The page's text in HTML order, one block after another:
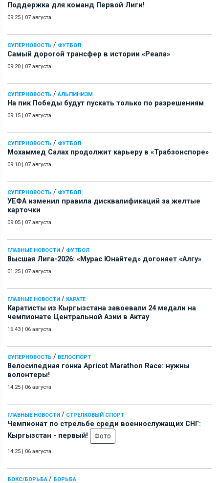
Поддержка для команд Первой Лиги!
09:25 | 07 августа
СУПЕРНОВОСТЬ / ФУТБОЛ
Самый дорогой трансфер в истории «Реала»
09:20 | 07 августа
СУПЕРНОВОСТЬ / АЛЬПИНИЗМ
На пик Победы будут пускать только по разрешениям
09:15 | 07 августа
СУПЕРНОВОСТЬ / ФУТБОЛ
Мохаммед Салах продолжит карьеру в «Трабзонспоре»
09:10 | 07 августа
СУПЕРНОВОСТЬ / ФУТБОЛ
УЕФА изменил правила дисквалификаций за желтые
карточки
09:05 | 07 августа
ГЛАВНЫЕ НОВОСТИ / ФУТБОЛ
Высшая Лига-2026: «Мурас Юнайтед» догоняет «Алгу»
01:25 | 07 августа
ГЛАВНЫЕ НОВОСТИ / КАРАТЕ
Каратисты из Кыргызстана завоевали 24 медали на
чемпионате Центральной Азии в Актау
16:43 | 06 августа
СУПЕРНОВОСТЬ / ВЕЛОСПОРТ
Велосипедная гонка Apricot Marathon Race: нужны
волонтеры!
14:25 | 06 августа
ГЛАВНЫЕ НОВОСТИ / СТРЕЛКОВЫЙ СПОРТ
Чемпионат по стрельбе среди военнослужащих СНГ:
Кыргызстан - первый!
Фото
14:25 | 06 августа
БОКС/БОРЬБА / БОРЬБА